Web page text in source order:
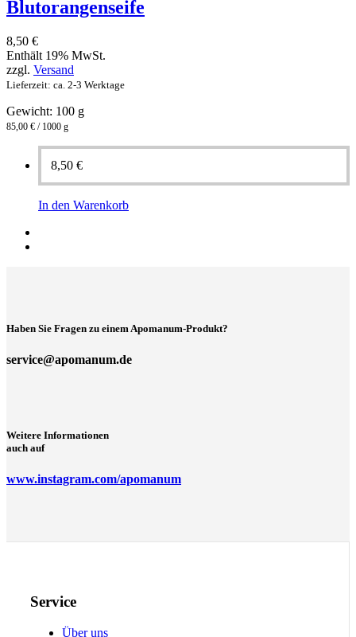
Blutorangenseife
8,50 €
Enthält 19% MwSt.
zzgl. Versand
Lieferzeit: ca. 2-3 Werktage
Gewicht: 100 g
85,00 € / 1000 g
8,50 €
In den Warenkorb
Haben Sie Fragen zu einem Apomanum-Produkt?
service@apomanum.de
Weitere Informationen
auch auf
www.instagram.com/apomanum
Service
Über uns